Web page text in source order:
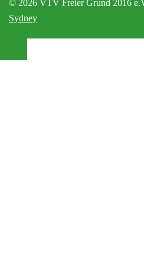
© 2026 VTV Freier Grund 2016
Sydney